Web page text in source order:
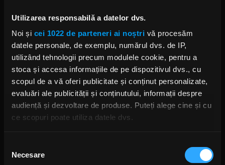
Utilizarea responsabilă a datelor dvs.
Noi și cei 1022 de parteneri ai noștri vă procesăm
datele personale, de exemplu, numărul dvs. de IP,
utilizând tehnologii precum modulele cookie, pentru a
stoca și accesa informațiile de pe dispozitivul dvs., cu
scopul de a vă oferi publicitate și conținut personalizate,
evaluări ale publicității și conținutului, informații despre
audiență și dezvoltare de produse. Puteți alege cine și cu
ce scopuri poate utiliza datele dvs.
Să colectăm informațiile cu privire la locația dvs.
consimțământului
Necesare
YES își va dedica turneul din Marea Britanie „Close
To The Edge” bateristului Alan White.
Foto: Getty Images/ Guliver.
YES